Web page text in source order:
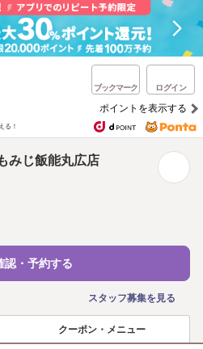
ブックマーク ログイン
ポイントを表示する
る！
みじ飯能丸広店
認・予約する
スタッフ募集を見る
クーポン・メニュー